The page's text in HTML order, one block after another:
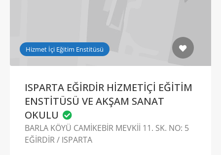
Hizmet İçi Eğitim Enstitüsü
ISPARTA EĞİRDİR HİZMETİÇİ EĞİTİM
ENSTİTÜSÜ VE AKŞAM SANAT
OKULU
BARLA KÖYÜ CAMİKEBİR MEVKİİ 11. SK. NO: 5
EĞİRDİR / ISPARTA